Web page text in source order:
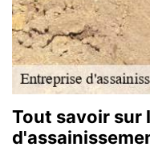
Tout savoir sur